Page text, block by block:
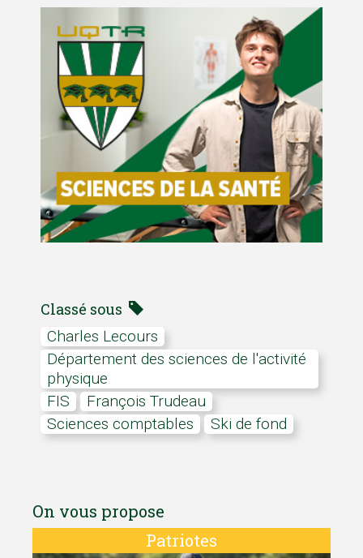
Classé sous
Charles Lecours
département des sciences de l'activité
physique
FIS
François Trudeau
Sciences comptables
Ski de fond
On vous propose
Patriotes